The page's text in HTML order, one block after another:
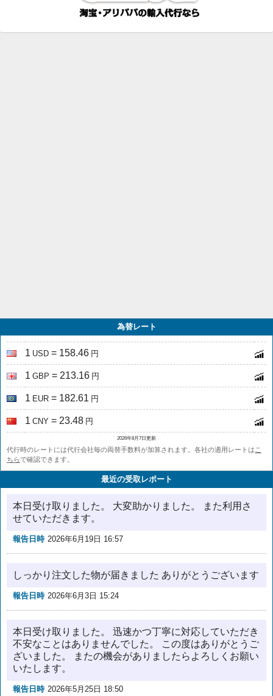
為替レート
1 USD = 158.46 円
1 GBP = 213.16 円
1 EUR = 182.61 円
1 CNY = 23.48 円
2026年8月7日更新
代行時のレートには代行会社毎の両替手数料が加算されます。各社の適用レートは こ
ちらで確認できます。
最近の受取レポート
本日受け取りました。 大変助かりました。 また利用さ
せていただきます。
報告日時 2026年6月19日 16:57
しっかり注文した物が届きました ありがとうございます
報告日時 2026年6月3日 15:24
本日受け取りました。 迅速かつ丁寧に対応していただき
不安なことはありませんでした。 この度はありがとうご
ざいました。 またの機会がありましたらよろしくお願い
いたします。
報告日時 2026年5月25日 18:50